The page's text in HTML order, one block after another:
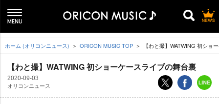
ホーム (オリコンニュース) ORICON MUSIC TOP 【わと撮】WATWING 初ショ
【わと撮】WATWING 初ショーケースライブの舞台裏
2020-09-03
オリコンニュース